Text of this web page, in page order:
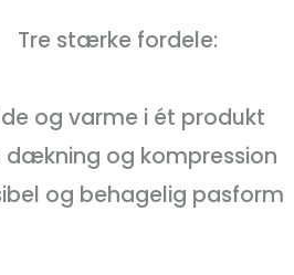
Tre stærke fordele:
og varme i ét produkt
dækning og kompression
og behagelig pasform